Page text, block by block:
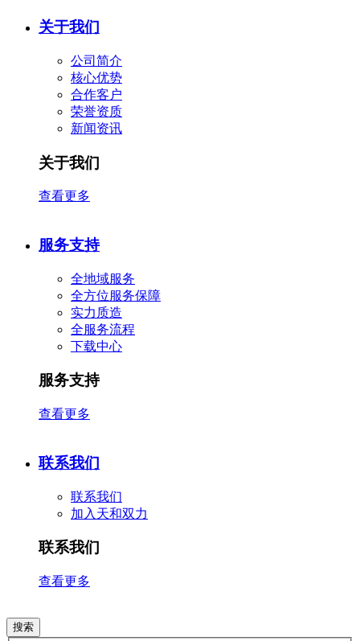
关于我们
公司简介
核心优势
合作客户
​荣誉资质
新闻资讯
关于我们
查看更多
服务支持
全地域服务
全方位服务保障
实力质造
全服务流程
下载中心
服务支持
查看更多
联系我们
联系我们
加入天和双力
联系我们
查看更多
搜索